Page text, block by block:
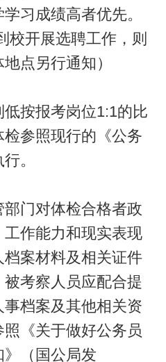
习成绩高者优先。
校开展选聘工作，则
点另行通知）
按报考岗位1:1的比
参照现行的《公务
。
门对体检合格者政
作能力和现实表现
案材料及相关证件
考察人员应配合提
档案及其他相关资
《关于做好公务员
（国公局发